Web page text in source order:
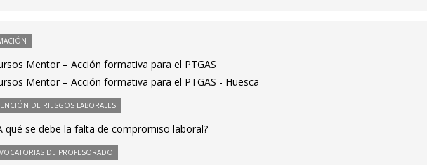
Mentor – Acción formativa para el PTGAS
Mentor – Acción formativa para el PTGAS - Huesca
DE RIESGOS LABORALES
qué se debe la falta de compromiso laboral?
DE PROFESORADO